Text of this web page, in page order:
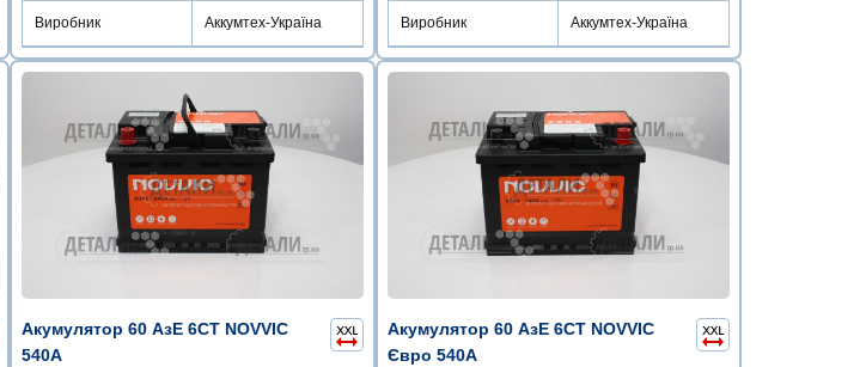
Виробник Аккумтех-Україна Виробник Аккумтех-Україна
Акумулятор 60 АзЕ 6СТ NOVVIC
540А
Акумулятор 60 АзЕ 6СТ NOVVIC
Євро 540А